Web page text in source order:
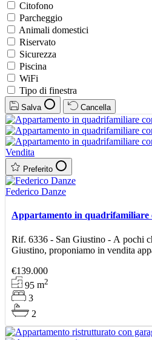
Citofono
Parcheggio
Animali domestici
Riservato
Sicurezza
Piscina
WiFi
Tipo di finestra
Salva Cancella
Vendita
Preferito
Federico Danze
Appartamento in quadrifamiliare
Rif. 6336 - San Giustino - A pochi
Giustino, proponiamo in vendita
€139.000
95m2
3
2